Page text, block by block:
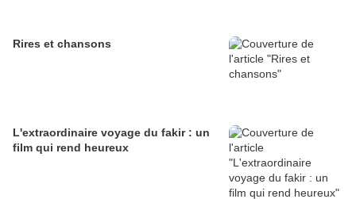
Rires et chansons
L'extraordinaire voyage du fakir : un
film qui rend heureux